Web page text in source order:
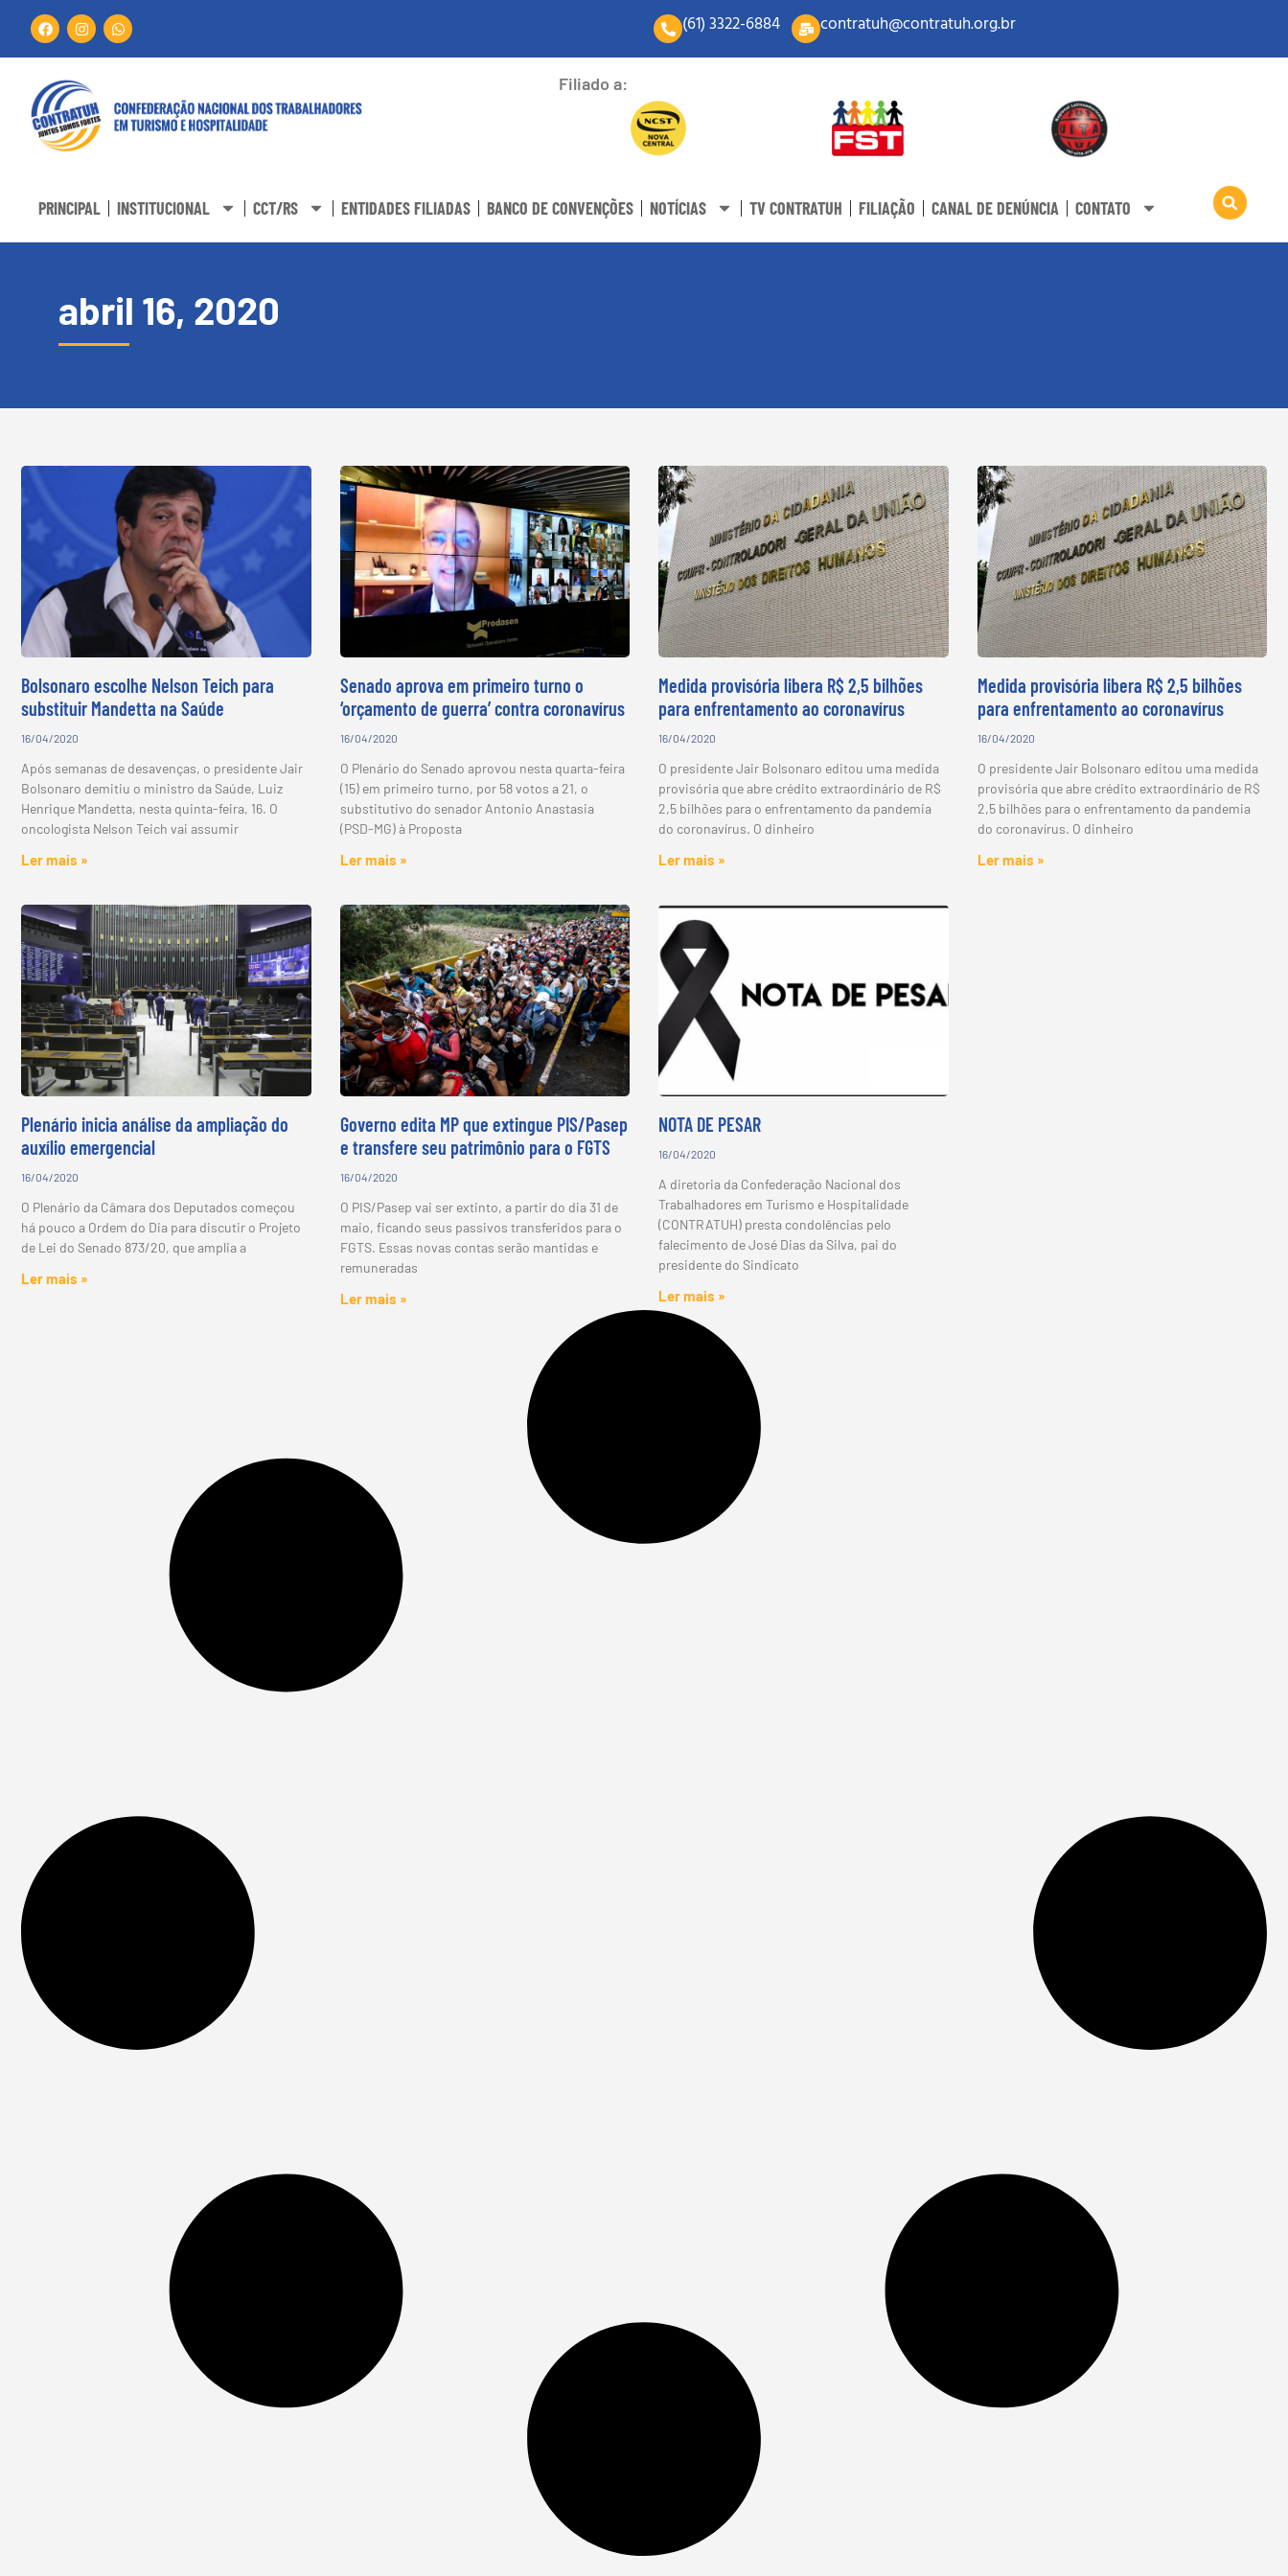
(61) 3322-6884 contratuh@contratuh.org.br
Filiado a:
PRINCIPAL INSTITUCIONAL CCT/RS ENTIDADES FILIADAS BANCO DE CONVENÇÕES NOTÍCIAS TV CONTRATUH FILIAÇÃO CANAL DE DENÚNCIA CONTATO
abril 16, 2020
Bolsonaro escolhe Nelson Teich para
substituir Mandetta na Saúde
16/04/2020
Após semanas de desavenças, o presidente Jair
Bolsonaro demitiu o ministro da Saúde, Luiz
Henrique Mandetta, nesta quinta-feira, 16. O
oncologista Nelson Teich vai assumir
Ler mais »
Senado aprova em primeiro turno o
‘orçamento de guerra’ contra coronavírus
16/04/2020
O Plenário do Senado aprovou nesta quarta-feira
(15) em primeiro turno, por 58 votos a 21, o
substitutivo do senador Antonio Anastasia
(PSD-MG) à Proposta
Ler mais »
Medida provisória libera R$ 2,5 bilhões
para enfrentamento ao coronavírus
16/04/2020
O presidente Jair Bolsonaro editou uma medida
provisória que abre crédito extraordinário de R$
2,5 bilhões para o enfrentamento da pandemia
do coronavírus. O dinheiro
Ler mais »
Medida provisória libera R$ 2,5 bilhões
para enfrentamento ao coronavírus
16/04/2020
O presidente Jair Bolsonaro editou uma medida
provisória que abre crédito extraordinário de R$
2,5 bilhões para o enfrentamento da pandemia
do coronavírus. O dinheiro
Ler mais »
Plenário inicia análise da ampliação do
auxílio emergencial
16/04/2020
O Plenário da Câmara dos Deputados começou
há pouco a Ordem do Dia para discutir o Projeto
de Lei do Senado 873/20, que amplia a
Ler mais »
Governo edita MP que extingue PIS/Pasep
e transfere seu patrimônio para o FGTS
16/04/2020
O PIS/Pasep vai ser extinto, a partir do dia 31 de
maio, ficando seus passivos transferidos para o
FGTS. Essas novas contas serão mantidas e
remuneradas
Ler mais »
NOTA DE PESAR
16/04/2020
A diretoria da Confederação Nacional dos
Trabalhadores em Turismo e Hospitalidade
(CONTRATUH) presta condolências pelo
falecimento de José Dias da Silva, pai do
presidente do Sindicato
Ler mais »